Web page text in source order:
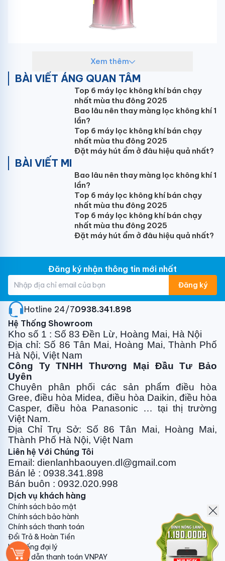
Xem thêm
BÀI VIẾT ÁNG QUAN TÂM
Top 6 máy lọc không khí bán chạy
nhất mùa thu đông 2025
Bao lâu nên thay màng lọc không khí 1
lần?
Top 6 máy lọc không khí bán chạy
nhất mùa thu đông 2025
Đặt máy hút ẩm ở đâu hiệu quả nhất?
BÀI VIẾT MI
Bao lâu nên thay màng lọc không khí 1
lần?
Top 6 máy lọc không khí bán chạy
nhất mùa thu đông 2025
Top 6 máy lọc không khí bán chạy
nhất mùa thu đông 2025
Đặt máy hút ẩm ở đâu hiệu quả nhất?
Đăng ký nhận thông tin mới nhất
Đăng ký
Hotline 24/7:0938.341.898
Hệ Thống Showroom
Kho số 1 : Số 83 Đền Lừ, Hoàng Mai, Hà Nội
Địa chỉ: Số 86 Tân Mai, Hoàng Mai, Thành Phố
Hà Nội, Việt Nam
Công Ty TNHH Thương Mại Đầu Tư Bảo
Uyên
Chuyên phân phối các sản phẩm điều hòa
Gree, điều hòa Midea, điều hòa Daikin, điều hòa
Casper, điều hòa Panasonic … tại thị trường
Việt Nam.
Địa Chỉ Trụ Sở: Số 86 Tân Mai, Hoàng Mai,
Thành Phố Hà Nội, Việt Nam
Liên hệ Với Chúng Tôi
Email: dienlanhbaouyen.dl@gmail.com
Bán lẻ : 0938.341.898
Bán buôn : 0932.020.998
Dịch vụ khách hàng
Chính sách bảo mật
Chính sách bảo hành
Chính sách thanh toán
Đổi Trả & Hoàn Tiền
Hệ thống đại lý
Hướng dẫn thanh toán VNPAY